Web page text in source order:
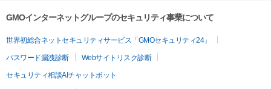
GMOインターネットグループのセキュリティ事業について
世界初総合ネットセキュリティサービス「GMOセキュリティ24」
パスワード漏洩診断 Webサイトリスク診断
セキュリティ相談AIチャットボット